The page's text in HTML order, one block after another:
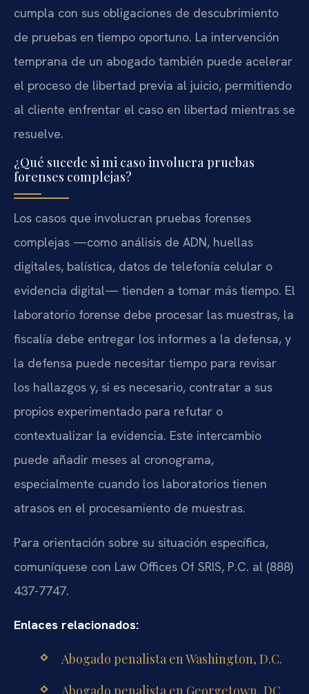
cumpla con sus obligaciones de descubrimiento
de pruebas en tiempo oportuno. La intervención
temprana de un abogado también puede acelerar
el proceso de libertad previa al juicio, permitiendo
al cliente enfrentar el caso en libertad mientras se
resuelve.
¿Qué sucede si mi caso involucra pruebas
forenses complejas?
Los casos que involucran pruebas forenses
complejas —como análisis de ADN, huellas
digitales, balística, datos de telefonía celular o
evidencia digital— tienden a tomar más tiempo. El
laboratorio forense debe procesar las muestras, la
fiscalía debe entregar los informes a la defensa, y
la defensa puede necesitar tiempo para revisar
los hallazgos y, si es necesario, contratar a sus
propios experimentado para refutar o
contextualizar la evidencia. Este intercambio
puede añadir meses al cronograma,
especialmente cuando los laboratorios tienen
atrasos en el procesamiento de muestras.
Para orientación sobre su situación específica,
comuníquese con Law Offices Of SRIS, P.C. al (888)
437-7747.
Enlaces relacionados:
Abogado penalista en Washington, D.C.
Abogado penalista en Georgetown, DC